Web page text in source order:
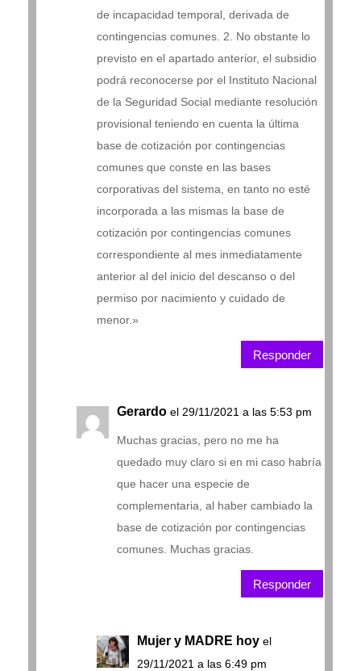
de incapacidad temporal, derivada de
contingencias comunes. 2. No obstante lo
previsto en el apartado anterior, el subsidio
podrá reconocerse por el Instituto Nacional
de la Seguridad Social mediante resolución
provisional teniendo en cuenta la última
base de cotización por contingencias
comunes que conste en las bases
corporativas del sistema, en tanto no esté
incorporada a las mismas la base de
cotización por contingencias comunes
correspondiente al mes inmediatamente
anterior al del inicio del descanso o del
permiso por nacimiento y cuidado de
menor.»
Responder
Gerardo el 29/11/2021 a las 5:53 pm
Muchas gracias, pero no me ha
quedado muy claro si en mi caso habría
que hacer una especie de
complementaria, al haber cambiado la
base de cotización por contingencias
comunes. Muchas gracias.
Responder
Mujer y MADRE hoy el
29/11/2021 a las 6:49 pm